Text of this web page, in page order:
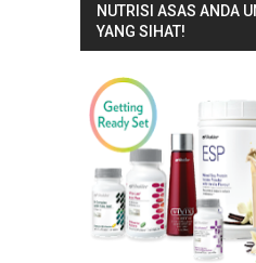
NUTRISI ASAS ANDA
YANG SIHAT!